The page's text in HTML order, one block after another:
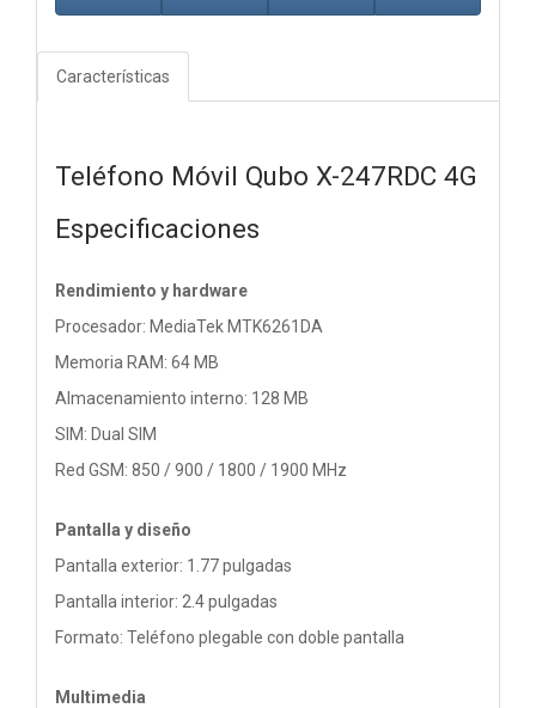
Características
Teléfono Móvil Qubo X-247RDC 4G
Especificaciones
Rendimiento y hardware
Procesador: MediaTek MTK6261DA
Memoria RAM: 64 MB
Almacenamiento interno: 128 MB
SIM: Dual SIM
Red GSM: 850 / 900 / 1800 / 1900 MHz
Pantalla y diseño
Pantalla exterior: 1.77 pulgadas
Pantalla interior: 2.4 pulgadas
Formato: Teléfono plegable con doble pantalla
Multimedia